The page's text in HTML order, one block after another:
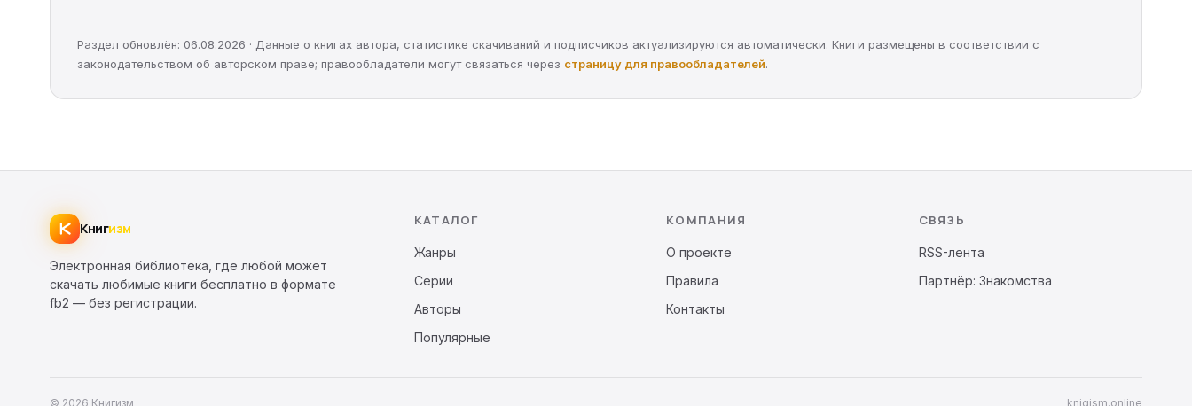
Раздел обновлён: 06.08.2026 · Данные о книгах автора, статистике скачиваний и подписчиков актуализируются автоматически. Книги размещены в соответствии с
законодательством об авторском праве; правообладатели могут связаться через страницу для правообладателей.
Книгизм
Электронная библиотека, где любой может
скачать любимые книги бесплатно в формате
fb2 — без регистрации.
КАТАЛОГ
Жанры
Серии
Авторы
Популярные
КОМПАНИЯ
О проекте
Правила
Контакты
СВЯЗЬ
RSS-лента
Партнёр: Знакомства
© 2026 Книгизм knigism.online